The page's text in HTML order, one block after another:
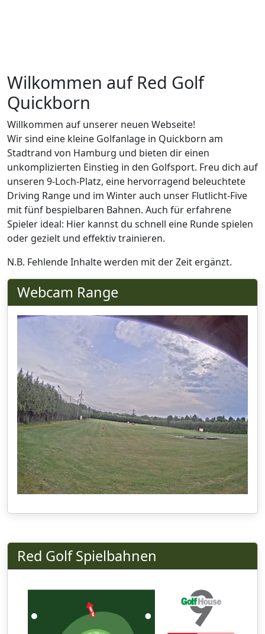
Wilkommen auf Red Golf
Quickborn
Willkommen auf unserer neuen Webseite!
Wir sind eine kleine Golfanlage in Quickborn am
Stadtrand von Hamburg und bieten dir einen
unkomplizierten Einstieg in den Golfsport. Freu dich auf
unseren 9-Loch-Platz, eine hervorragend beleuchtete
Driving Range und im Winter auch unser Flutlicht-Five
mit fünf bespielbaren Bahnen. Auch für erfahrene
Spieler ideal: Hier kannst du schnell eine Runde spielen
oder gezielt und effektiv trainieren.
N.B. Fehlende Inhalte werden mit der Zeit ergänzt.
Webcam Range
Red Golf Spielbahnen